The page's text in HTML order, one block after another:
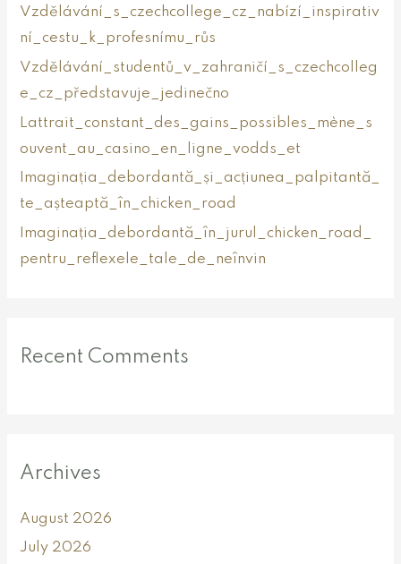
r
:
Vzdělávání_s_czechcollege_cz_nabízí_inspirativ
ní_cestu_k_profesnímu_růs
Vzdělávání_studentů_v_zahraničí_s_czechcolleg
e_cz_představuje_jedinečno
Lattrait_constant_des_gains_possibles_mène_s
ouvent_au_casino_en_ligne_vodds_et
Imaginația_debordantă_și_acțiunea_palpitantă_
te_așteaptă_în_chicken_road
Imaginația_debordantă_în_jurul_chicken_road_
pentru_reflexele_tale_de_neînvin
Recent Comments
Archives
August 2026
July 2026